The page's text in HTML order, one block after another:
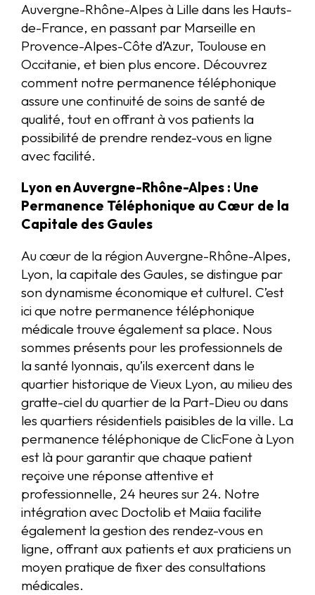
Auvergne-Rhône-Alpes à Lille dans les Hauts-
de-France, en passant par Marseille en
Provence-Alpes-Côte d’Azur, Toulouse en
Occitanie, et bien plus encore. Découvrez
comment notre permanence téléphonique
assure une continuité de soins de santé de
qualité, tout en offrant à vos patients la
possibilité de prendre rendez-vous en ligne
avec facilité.
Lyon en Auvergne-Rhône-Alpes : Une
Permanence Téléphonique au Cœur de la
Capitale des Gaules
Au cœur de la région Auvergne-Rhône-Alpes,
Lyon, la capitale des Gaules, se distingue par
son dynamisme économique et culturel. C’est
ici que notre permanence téléphonique
médicale trouve également sa place. Nous
sommes présents pour les professionnels de
la santé lyonnais, qu’ils exercent dans le
quartier historique de Vieux Lyon, au milieu des
gratte-ciel du quartier de la Part-Dieu ou dans
les quartiers résidentiels paisibles de la ville. La
permanence téléphonique de ClicFone à Lyon
est là pour garantir que chaque patient
reçoive une réponse attentive et
professionnelle, 24 heures sur 24. Notre
intégration avec Doctolib et Maiia facilite
également la gestion des rendez-vous en
ligne, offrant aux patients et aux praticiens un
moyen pratique de fixer des consultations
médicales.